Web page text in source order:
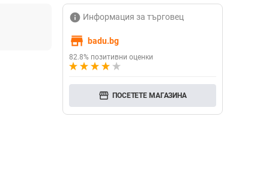
info Информация за търговец
store badu.bg
82.8% позитивни оценки
storefront ПОСЕТЕТЕ МАГАЗИНА